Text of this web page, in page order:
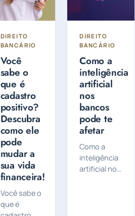
DIREITO
BANCÁRIO
Você
sabe o
que é
cadastro
positivo?
Descubra
como ele
pode
mudar a
sua vida
financeira!
Você sabe o
que é
DIREITO
BANCÁRIO
Como a
inteligência
artificial
nos
bancos
pode te
afetar
Como a
inteligência
artificial nos